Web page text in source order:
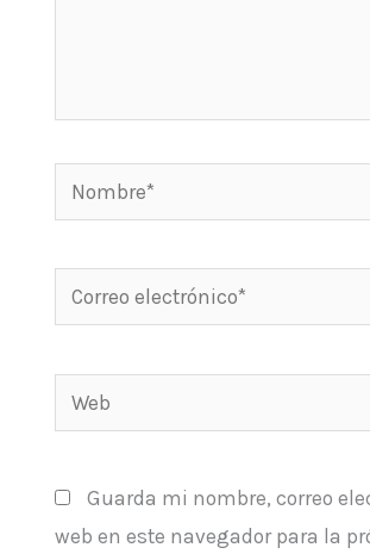
Nombre*
Correo
electrónico*
Web
Guarda mi nombre, correo
web en este navegador para la